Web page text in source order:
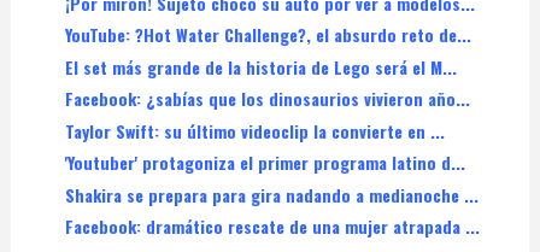
YouTube: ?Hot Water Challenge?, el absurdo reto de...
El set más grande de la historia de Lego será el M...
Facebook: ¿sabías que los dinosaurios vivieron año...
Taylor Swift: su último videoclip la convierte en ...
'Youtuber' protagoniza el primer programa latino d...
Shakira se prepara para gira nadando a medianoche ...
Facebook: dramático rescate de una mujer atrapada ...